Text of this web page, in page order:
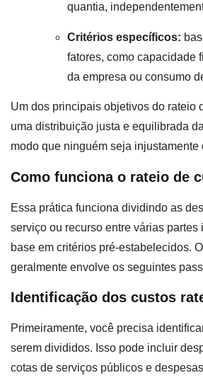
quantia,
Critérios específicos:
fatores, como capacidade
da empresa ou consumo
Um dos principais objetivos do rateio
uma distribuição justa e equilibrada
modo que ninguém seja injustamente
Como funciona o rateio de
Essa prática funciona dividindo as
serviço ou recurso entre várias partes
base em critérios pré-estabelecidos.
geralmente envolve os seguintes
Identificação dos custos
Primeiramente, você precisa
serem divididos. Isso pode incluir
cotas de serviços públicos e